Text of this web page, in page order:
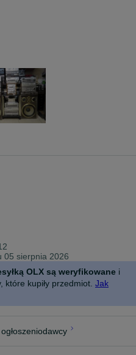
05 sierpnia 2026
OLX są weryfikowane i
kupiły przedmiot. Jak